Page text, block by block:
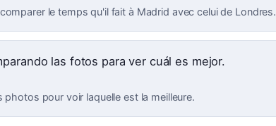
le temps qu'il fait à Madrid avec celui de Londres.
las fotos para ver cuál es mejor.
photos pour voir laquelle est la meilleure.